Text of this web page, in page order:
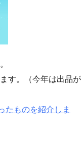
す。（今年は出品が
ものを紹介しま